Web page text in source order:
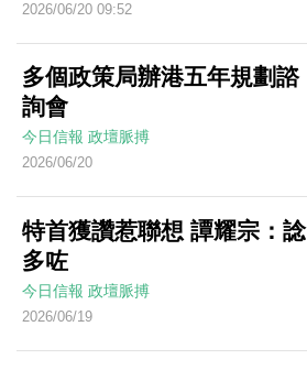
2026/06/20 09:52
多個政策局辦港五年規劃諮
詢會
今日信報 政壇脈搏
2026/06/20
特首獲讚惹聯想 譚耀宗：諗
多咗
今日信報 政壇脈搏
2026/06/19